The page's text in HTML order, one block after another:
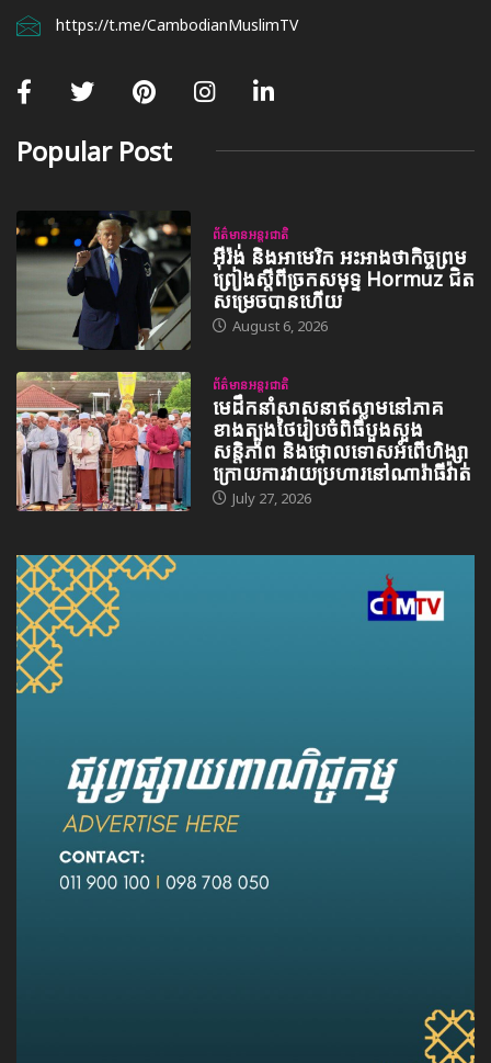
https://t.me/CambodianMuslimTV
Popular Post
ព័ត៌មានអន្តរជាតិ
អ៊ីរ៉ង់ និងអាមេរិក អះអាងថាកិច្ចព្រម
ព្រៀងស្តីពីច្រកសមុទ្ទ Hormuz ជិត
សម្រេចបានហើយ
August 6, 2026
ព័ត៌មានអន្តរជាតិ
មេដឹកនាំសាសនាឥស្លាមនៅភាគ
ខាងត្បូងថៃរៀបចំពិធីបួងសួង
សន្តិភាព និងថ្កោលទោសអំពើហិង្សា
ក្រោយការវាយប្រហារនៅណារ៉ាធីវ៉ាត់
July 27, 2026